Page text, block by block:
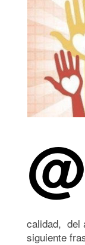
calidad, del
siguiente